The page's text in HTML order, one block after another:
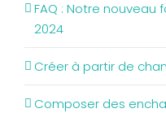
FAQ : Notre
2024
Créer à partir de
Composer des